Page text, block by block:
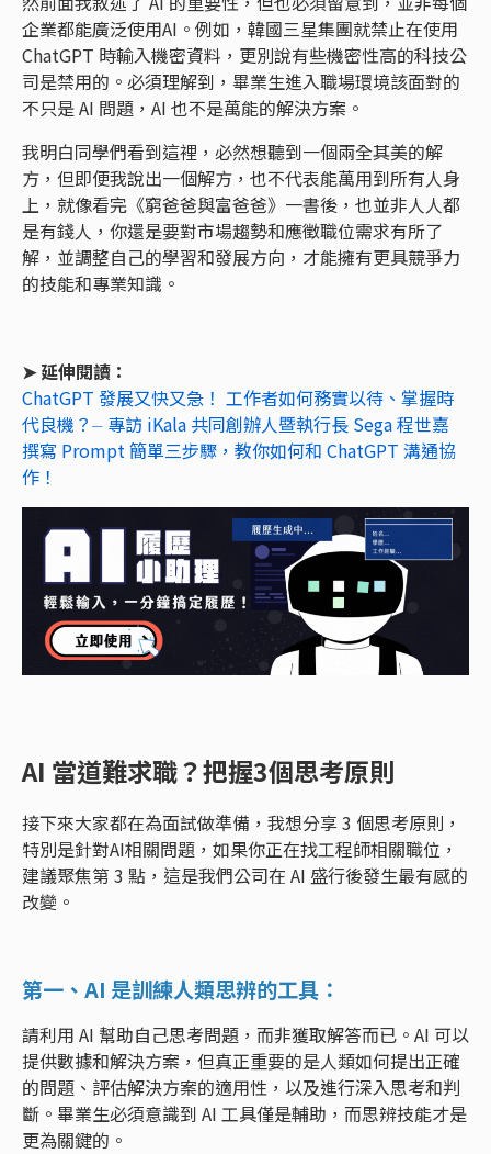
企業都能廣泛使用AI。例如，韓國三星集團就禁止在使用
ChatGPT 時輸入機密資料，更別說有些機密性高的科技公
司是禁用的。必須理解到，畢業生進入職場環境該面對的
不只是 AI 問題，AI 也不是萬能的解決方案。
我明白同學們看到這裡，必然想聽到一個兩全其美的解
方，但即便我說出一個解方，也不代表能萬用到所有人身
上，就像看完《窮爸爸與富爸爸》一書後，也並非人人都
是有錢人，你還是要對市場趨勢和應徵職位需求有所了
解，並調整自己的學習和發展方向，才能擁有更具競爭力
的技能和專業知識。
➤ 延伸閱讀：
ChatGPT 發展又快又急！ 工作者如何務實以待、掌握時
代良機？⏤ 專訪 iKala 共同創辦人暨執行長 Sega 程世嘉
撰寫 Prompt 簡單三步驟，教你如何和 ChatGPT 溝通協
作！
AI 當道難求職？把握3個思考原則
接下來大家都在為面試做準備，我想分享 3 個思考原則，
特別是針對AI相關問題，如果你正在找工程師相關職位，
建議聚焦第 3 點，這是我們公司在 AI 盛行後發生最有感的
改變。
第一、AI 是訓練人類思辨的工具：
請利用 AI 幫助自己思考問題，而非獲取解答而已。AI 可以
提供數據和解決方案，但真正重要的是人類如何提出正確
的問題、評估解決方案的適用性，以及進行深入思考和判
斷。畢業生必須意識到 AI 工具僅是輔助，而思辨技能才是
更為關鍵的。